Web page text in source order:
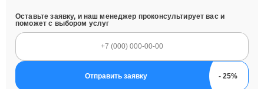
Оставьте заявку, и наш менеджер проконсультирует вас и
поможет с выбором услуг
Отправить заявку